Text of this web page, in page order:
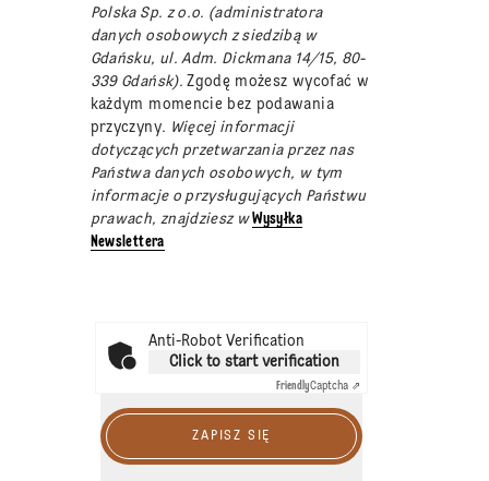
Polska Sp. z o.o. (administratora
danych osobowych z siedzibą w
Gdańsku, ul. Adm. Dickmana 14/15, 80-
339 Gdańsk).Zgodę możesz wycofać w
każdym momencie bez podawania
przyczyny. Więcej informacji
dotyczących przetwarzania przez nas
Państwa danych osobowych, w tym
informacje o przysługujących Państwu
prawach, znajdziesz wWysyłka
Newslettera
Anti-Robot Verification
Click to start verification
FriendlyCaptcha ⇗
ZAPISZ SIĘ